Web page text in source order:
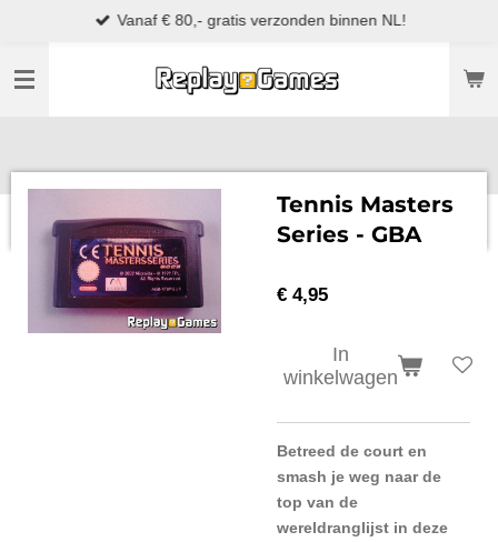
naar
Vanaf € 80,- gratis verzonden binnen NL!
Tennis Masters
Series - GBA
€ 4,95
In
winkelwagen
Betreed de court en
smash je weg naar de
top van de
wereldranglijst in deze